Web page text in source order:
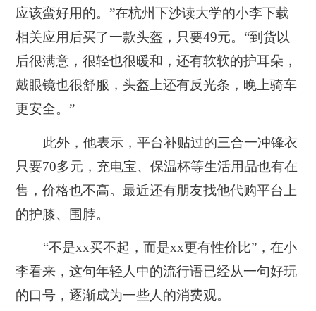
应该蛮好用的。”在杭州下沙读大学的小李下载
相关应用后买了一款头盔，只要49元。“到货以
后很满意，很轻也很暖和，还有软软的护耳朵，
戴眼镜也很舒服，头盔上还有反光条，晚上骑车
更安全。”
此外，他表示，平台补贴过的三合一冲锋衣
只要70多元，充电宝、保温杯等生活用品也有在
售，价格也不高。最近还有朋友找他代购平台上
的护膝、围脖。
“不是xx买不起，而是xx更有性价比”，在小
李看来，这句年轻人中的流行语已经从一句好玩
的口号，逐渐成为一些人的消费观。